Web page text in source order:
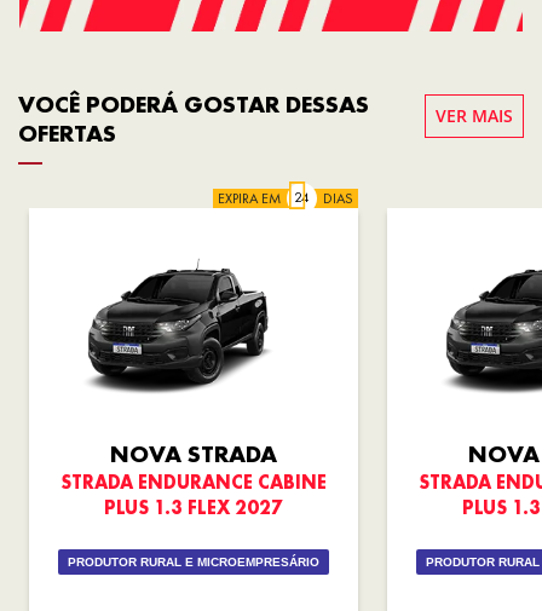
VOCÊ PODERÁ GOSTAR DESSAS
OFERTAS
VER MAIS
EXPIRA EM DIAS
NOVA STRADA
STRADA ENDURANCE CABINE
PLUS 1.3 FLEX 2027
PRODUTOR RURAL E MICROEMPRESÁRIO
NOVA
STRADA
PLUS
PRODUTOR